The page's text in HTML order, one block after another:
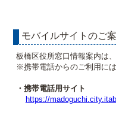
モバイルサイトのご
板橋区役所窓口情報案内は
※携帯電話からのご利用に
・携帯電話用サイト
https://